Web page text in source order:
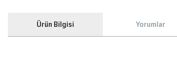
Ürün Bilgisi Yorumlar